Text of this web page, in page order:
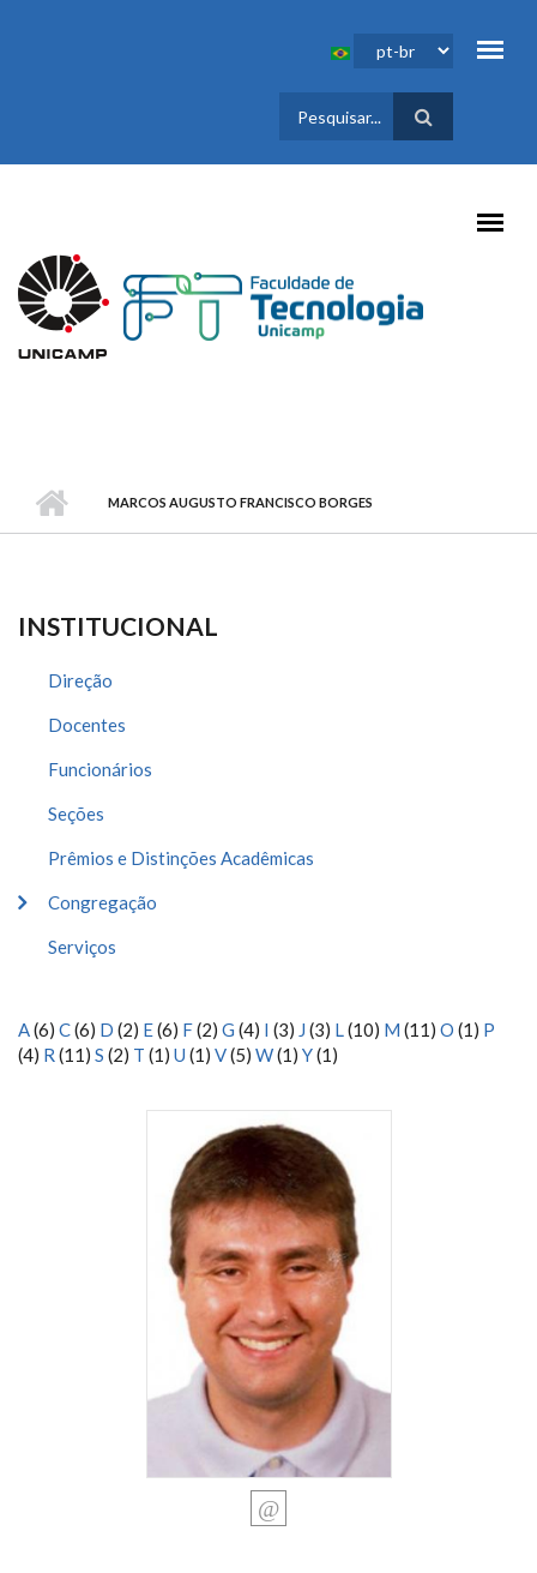
FORMULÁRIO
DE BUSCA
MARCOS AUGUSTO FRANCISCO BORGES
INSTITUCIONAL
Direção
Docentes
Funcionários
Seções
Prêmios e Distinções Acadêmicas
Congregação
Serviços
A(6) C(6) D (2) E(6) F(2) G (4) I (3) J (3) L(10) M (11) O (1) P
(4) R (11) S (2) T (1) U (1) V(5) W(1) Y(1)